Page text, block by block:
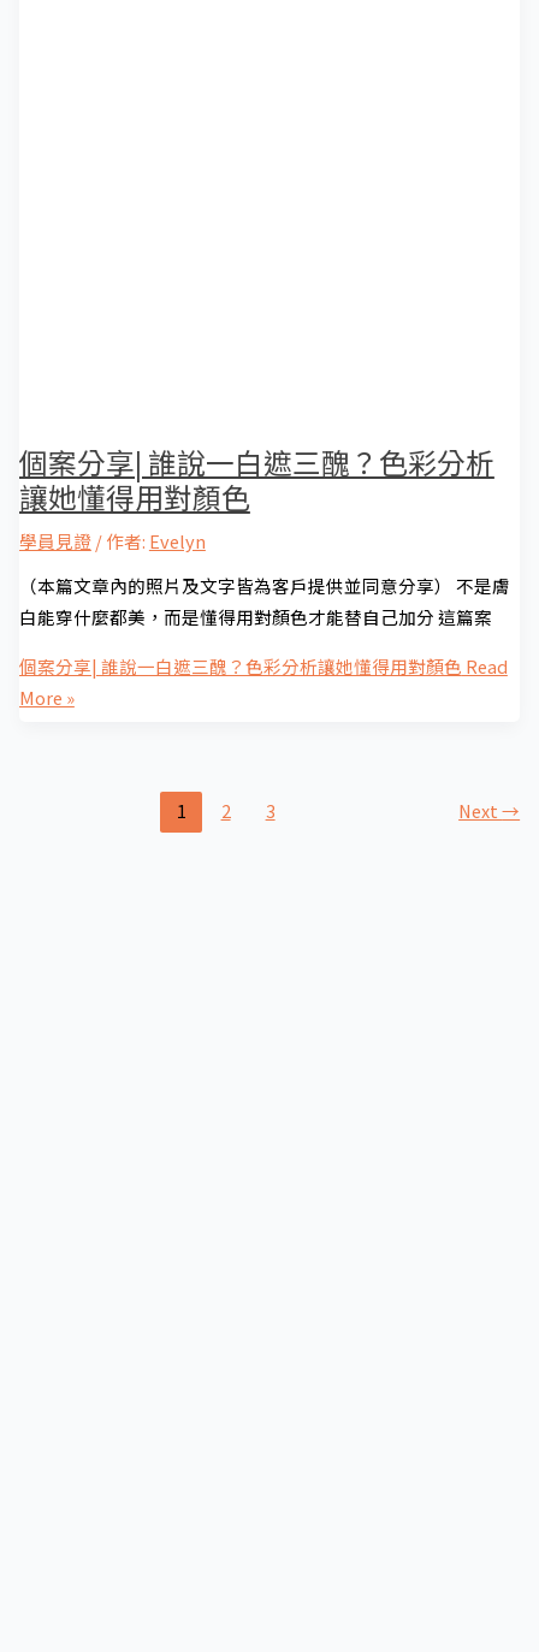
個案分享| 誰說一白遮三醜？色彩分析
讓她懂得用對顏色
學員見證/ 作者: Evelyn
（本篇文章內的照片及文字皆為客戶提供並同意分享） 不是膚
白能穿什麼都美，而是懂得用對顏色才能替自己加分 這篇案
個案分享| 誰說一白遮三醜？色彩分析讓她懂得用對顏色 Read
More »
1 2 3 Next→